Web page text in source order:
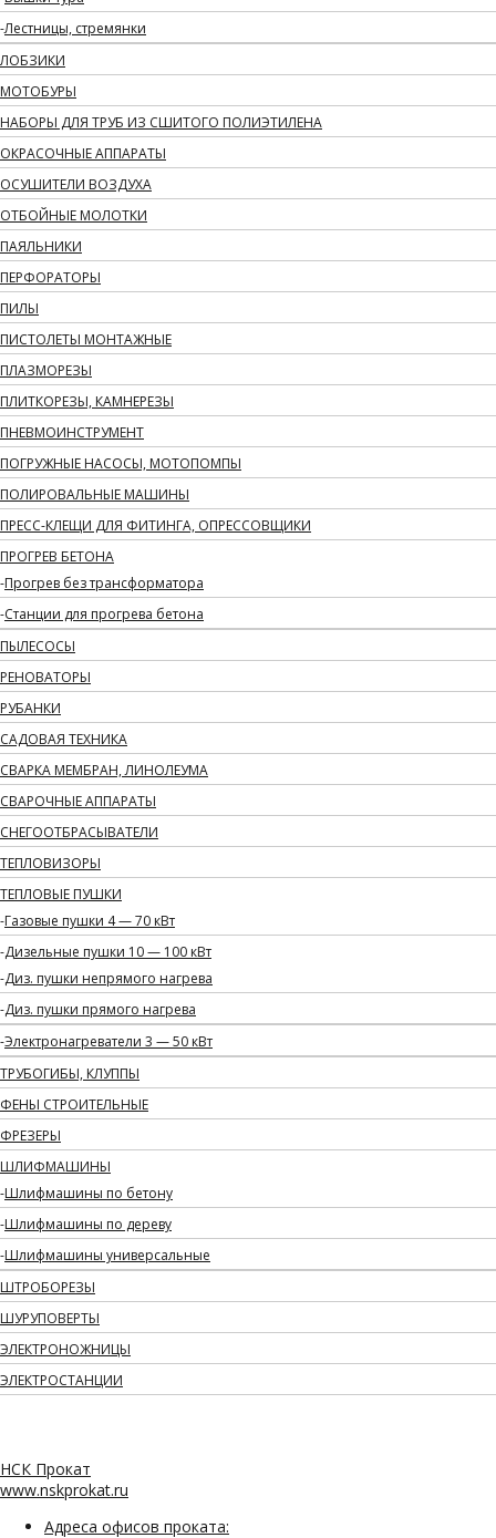
Лестницы, стремянки
ЛОБЗИКИ
МОТОБУРЫ
НАБОРЫ ДЛЯ ТРУБ ИЗ СШИТОГО ПОЛИЭТИЛЕНА
ОКРАСОЧНЫЕ АППАРАТЫ
ОСУШИТЕЛИ ВОЗДУХА
ОТБОЙНЫЕ МОЛОТКИ
ПАЯЛЬНИКИ
ПЕРФОРАТОРЫ
ПИЛЫ
ПИСТОЛЕТЫ МОНТАЖНЫЕ
ПЛАЗМОРЕЗЫ
ПЛИТКОРЕЗЫ, КАМНЕРЕЗЫ
ПНЕВМОИНСТРУМЕНТ
ПОГРУЖНЫЕ НАСОСЫ, МОТОПОМПЫ
ПОЛИРОВАЛЬНЫЕ МАШИНЫ
ПРЕСС-КЛЕЩИ ДЛЯ ФИТИНГА, ОПРЕССОВЩИКИ
ПРОГРЕВ БЕТОНА
Прогрев без трансформатора
Станции для прогрева бетона
ПЫЛЕСОСЫ
РЕНОВАТОРЫ
РУБАНКИ
САДОВАЯ ТЕХНИКА
СВАРКА МЕМБРАН, ЛИНОЛЕУМА
СВАРОЧНЫЕ АППАРАТЫ
СНЕГООТБРАСЫВАТЕЛИ
ТЕПЛОВИЗОРЫ
ТЕПЛОВЫЕ ПУШКИ
Газовые пушки 4 — 70 кВт
Дизельные пушки 10 — 100 кВт
Диз. пушки непрямого нагрева
Диз. пушки прямого нагрева
Электронагреватели 3 — 50 кВт
ТРУБОГИБЫ, КЛУППЫ
ФЕНЫ СТРОИТЕЛЬНЫЕ
ФРЕЗЕРЫ
ШЛИФМАШИНЫ
Шлифмашины по бетону
Шлифмашины по дереву
Шлифмашины универсальные
ШТРОБОРЕЗЫ
ШУРУПОВЕРТЫ
ЭЛЕКТРОНОЖНИЦЫ
ЭЛЕКТРОСТАНЦИИ
НСК Прокат
www.nskprokat.ru
Адреса офисов проката: